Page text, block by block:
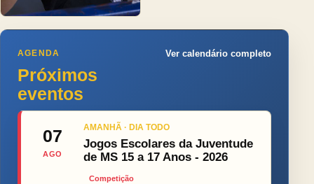
AGENDA
Próximos
eventos
Ver calendário completo
07
AGO
AMANHÃ · DIA TODO
Jogos Escolares da Juventude
de MS 15 a 17 Anos - 2026
Competição